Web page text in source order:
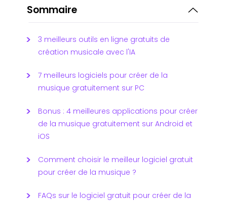
Sommaire
3 meilleurs outils en ligne gratuits de
création musicale avec l'IA
7 meilleurs logiciels pour créer de la
musique gratuitement sur PC
Bonus : 4 meilleures applications pour créer
de la musique gratuitement sur Android et
iOS
Comment choisir le meilleur logiciel gratuit
pour créer de la musique ?
FAQs sur le logiciel gratuit pour créer de la